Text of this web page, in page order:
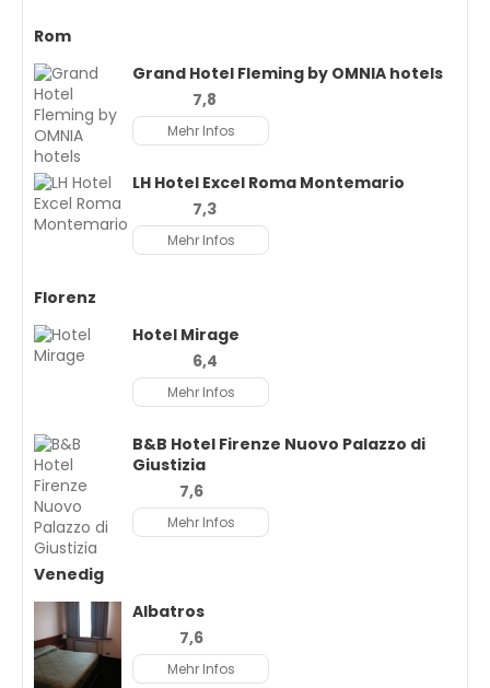
Rom
Grand Hotel Fleming by OMNIA hotels
7,8
Mehr Infos
LH Hotel Excel Roma Montemario
7,3
Mehr Infos
Florenz
Hotel Mirage
6,4
Mehr Infos
B&B Hotel Firenze Nuovo Palazzo di
Giustizia
7,6
Mehr Infos
Venedig
Albatros
7,6
Mehr Infos